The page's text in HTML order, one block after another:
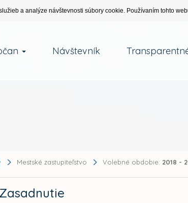
a analýze návštevnosti súbory cookie. Používaním tohto
Návštevník
Mestské zastupiteľstvo Volebné obdobie: 2018 -
Zasadnutie